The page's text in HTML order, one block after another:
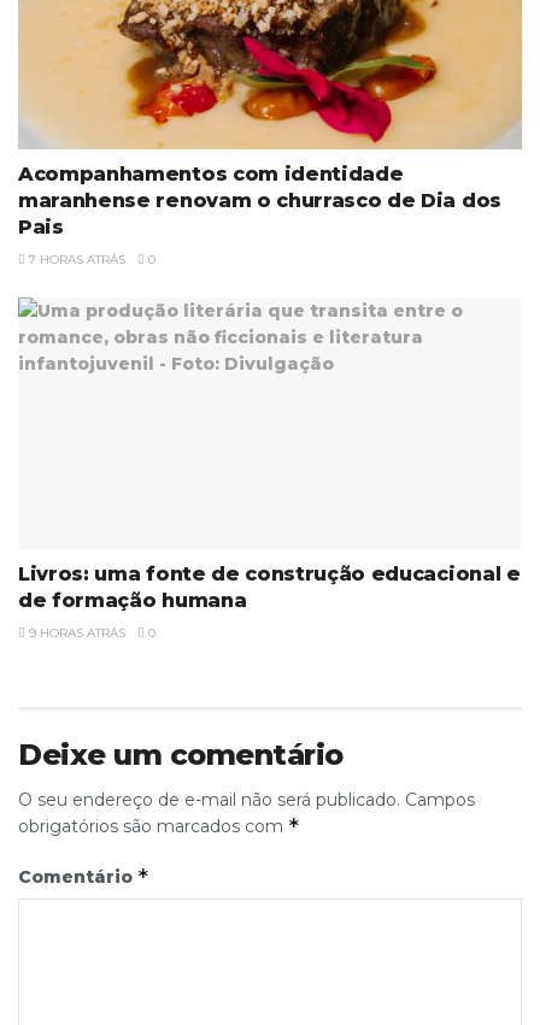
Acompanhamentos com identidade
maranhense renovam o churrasco de Dia dos
Pais
7 HORAS ATRÁS 0
Livros: uma fonte de construção educacional e
de formação humana
9 HORAS ATRÁS 0
Deixe um comentário
O seu endereço de e-mail não será publicado. Campos
obrigatórios são marcados com *
Comentário *